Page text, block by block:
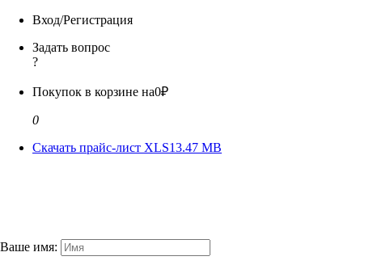
Вход/Регистрация
Задать вопрос
?
Покупок в корзине на0₽
0
Скачать прайс-лист XLS13.47 MB
Ваше имя: